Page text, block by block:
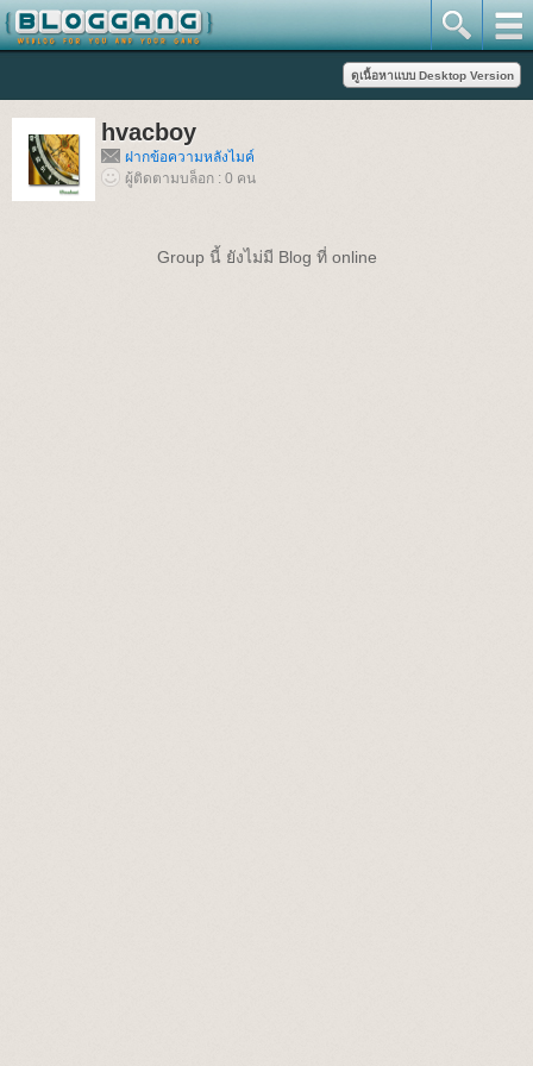
hvacboy
ฝากข้อความหลังไมค์
ผู้ติดตามบล็อก : 0 คน
Group นี้ ยังไม่มี Blog ที่ online